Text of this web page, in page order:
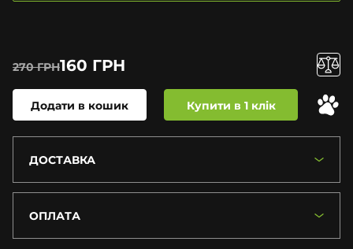
270 ГРН160 ГРН
Додати в кошик Купити в 1 клік
ДОСТАВКА
ОПЛАТА